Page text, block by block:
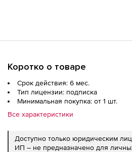
Коротко о товаре
Срок действия: 6 мес.
Тип лицензии: подписка
Минимальная покупка: от 1 шт.
Все характеристики
Доступно только юридическим
ИП – не предназначено для